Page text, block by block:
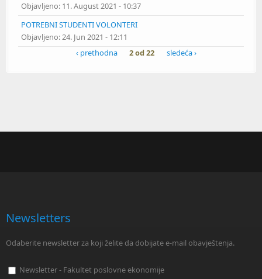
Objavljeno: 11. August 2021 - 10:37
POTREBNI STUDENTI VOLONTERI
Objavljeno:24. Jun 2021 - 12:11
‹ prethodna
2 od 22 sledeća ›
Newsletters
Odaberite newsletter za koji želite da dobijate e-mail obavještenja.
Newsletter - Fakultet poslovne ekonomije